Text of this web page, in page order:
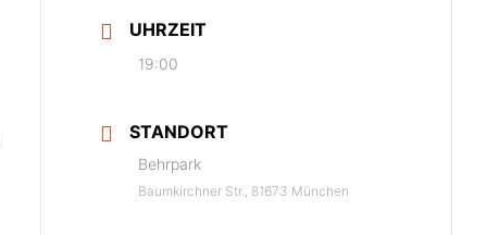
UHRZEIT
19:00
STANDORT
Behrpark
Baumkirchner Str., 81673 München